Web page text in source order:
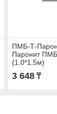
ПМБ-Т-
Паронит
(1,0*1,5м)
3 648₸